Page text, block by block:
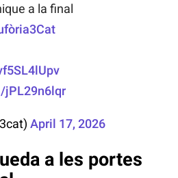
a la final
jPL29n6lqr
April 17, 2026
a les portes